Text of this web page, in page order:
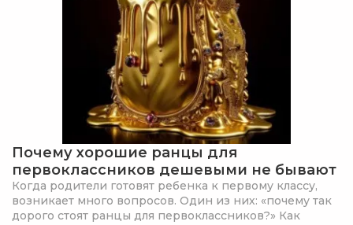
Почему хорошие ранцы для
первоклассников дешевыми не бывают
Когда родители готовят ребенка к первому классу,
возникает много вопросов. Один из них: «почему так
дорого стоят ранцы для первоклассников?» Как